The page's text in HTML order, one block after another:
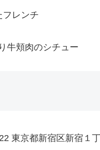
フレンチ
牛頬肉のシチュー
東京都新宿区新宿１